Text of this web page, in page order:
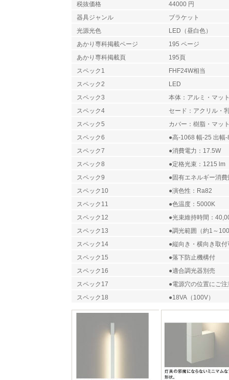
税抜価格
44000 円
器具ジャンル
ブラケット
光源光色
LED（昼白色）
あかり専科掲載ページ
195 ページ
あかり専科掲載頁
195頁
スペック1
FHF24W相当
スペック2
LED
スペック3
本体：アルミ・マッ
スペック4
セード：アクリル・
スペック5
カバー：樹脂・マッ
スペック6
●高-1068 幅-25 出幅
スペック7
●消費電力：17.5W
スペック8
●定格光束：1215 lm
スペック9
●固有エネルギー消
スペック10
●演色性：Ra82
スペック11
●色温度：5000K
スペック12
●光束維持時間：
スペック13
●調光範囲（約1～
スペック14
●縦向き・横向き取付
スペック15
●落下防止機構付
スペック16
●適合調光器別売
スペック17
●電源穴の位置にご
スペック18
●18VA（100V）